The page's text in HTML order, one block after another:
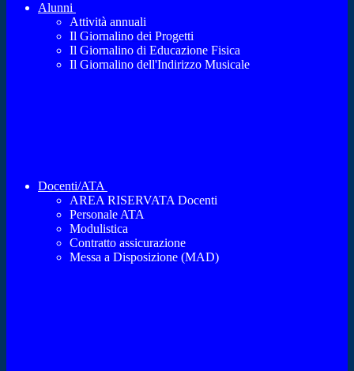
Alunni
Attività annuali
Il Giornalino dei Progetti
Il Giornalino di Educazione Fisica
Il Giornalino dell'Indirizzo Musicale
Docenti/ATA
AREA RISERVATA Docenti
Personale ATA
Modulistica
Contratto assicurazione
Messa a Disposizione (MAD)